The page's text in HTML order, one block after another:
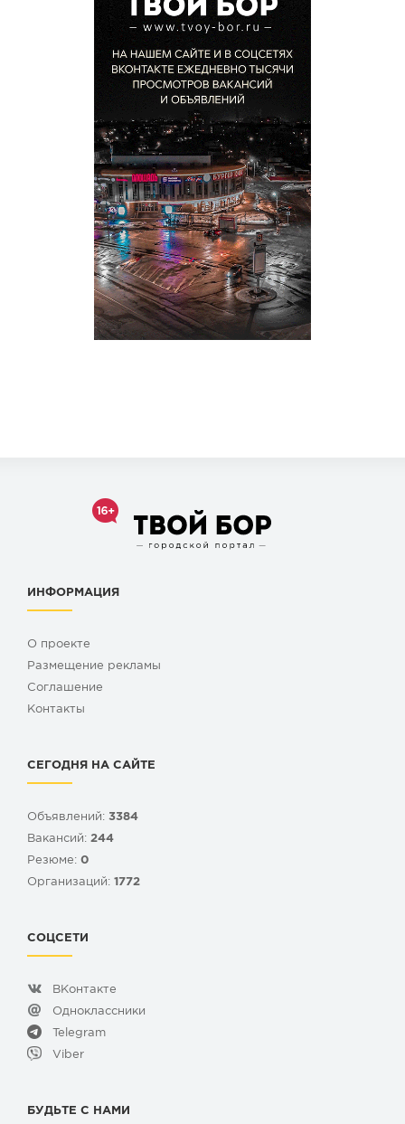
ИНФОРМАЦИЯ
О проекте
Размещение рекламы
Cоглашение
Контакты
СЕГОДНЯ НА САЙТЕ
Объявлений: 3384
Вакансий: 244
Резюме: 0
Организаций: 1772
СОЦСЕТИ
ВКонтакте
Одноклассники
Telegram
Viber
БУДЬТЕ С НАМИ